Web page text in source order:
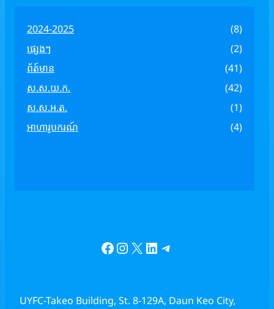
2024-2025
(8)
ផ្សេងៗ
(2)
ព័ត៍មាន
(41)
ស.ស.យ.ក.
(42)
ស.ស.អ.ត.
(1)
អាហារូបករណ៍
(4)
Facebook
Instagram
X LinkedIn
Telegram
UYFC-Takeo Building, St. 8-129A, Daun Keo City,